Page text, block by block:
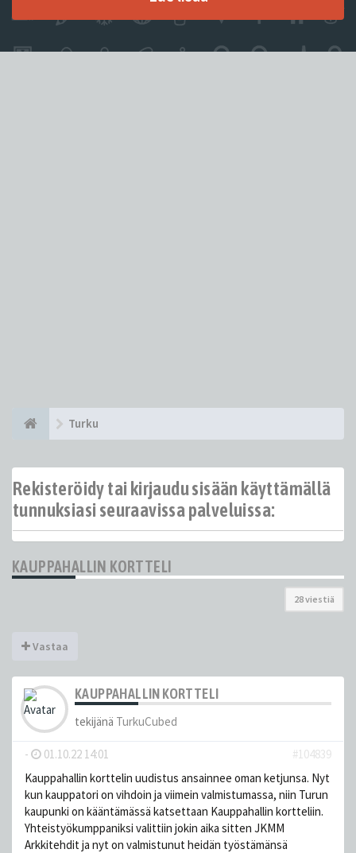
Turku
Rekisteröidy tai kirjaudu sisään käyttämällä
tunnuksiasi seuraavissa palveluissa:
KAUPPAHALLIN KORTTELI
28 viestiä
Vastaa
KAUPPAHALLIN KORTTELI
tekijänä TurkuCubed
- 01.10.22 14:01
#104839
Kauppahallin korttelin uudistus ansainnee oman ketjunsa. Nyt
kun kauppatori on vihdoin ja viimein valmistumassa, niin Turun
kaupunki on kääntämässä katsettaan Kauppahallin kortteliin.
Yhteistyökumppaniksi valittiin jokin aika sitten JKMM
Arkkitehdit ja nyt on valmistunut heidän työstämänsä